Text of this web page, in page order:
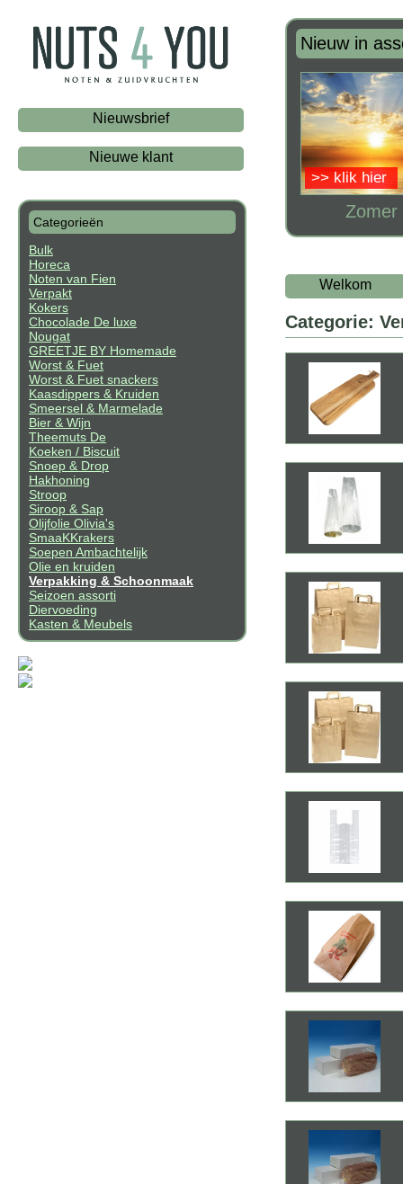
Nieuwsbrief
Nieuwe klant
Categorieën
Bulk
Horeca
Noten van Fien
Verpakt
Kokers
Chocolade De luxe
Nougat
GREETJE BY Homemade
Worst & Fuet
Worst & Fuet snackers
Kaasdippers & Kruiden
Smeersel & Marmelade
Bier & Wijn
Theemuts De
Koeken / Biscuit
Snoep & Drop
Hakhoning
Stroop
Siroop & Sap
Olijfolie Olivia's
SmaaKKrakers
Soepen Ambachtelijk
Olie en kruiden
Verpakking & Schoonmaak
Seizoen assorti
Diervoeding
Kasten & Meubels
Nieuw in
Zomer
>> klik hier
Welkom
Categorie: